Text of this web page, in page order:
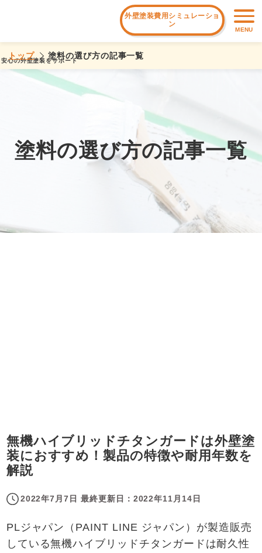
安心の外壁塗装をサポート
外壁塗装費用シミュレーショ
ン
MENU
トップ 塗料の選び方の記事一覧
塗料の選び方の記事一覧
無機ハイブリッドチタンガードは外壁塗
装におすすめ！製品の特徴や耐用年数を
解説
2022年7月7日 最終更新日： 2022年11月14日
PLジャパン（PAINT LINE ジャパン）が製造販売
している無機ハイブリッドチタンガードは耐久性